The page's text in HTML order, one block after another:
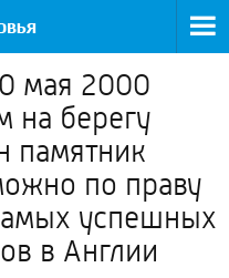
мая 2000
на берегу
памятник
по праву
успешных
в Англии